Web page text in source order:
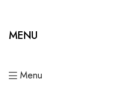
MENU
Menu